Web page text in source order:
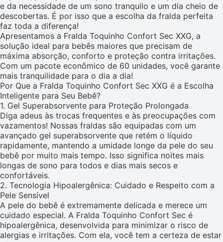
e da necessidade de um sono tranquilo e um dia cheio de
descobertas. É por isso que a escolha da fralda perfeita
faz toda a diferença!
Apresentamos a Fralda Toquinho Confort Sec XXG, a
solução ideal para bebês maiores que precisam de
máxima absorção, conforto e proteção contra irritações.
Com um pacote econômico de 60 unidades, você garante
mais tranquilidade para o dia a dia!
Por Que a Fralda Toquinho Confort Sec XXG é a Escolha
Inteligente para Seu Bebê?
1. Gel Superabsorvente para Proteção Prolongada
Diga adeus às trocas frequentes e às preocupações com
vazamentos! Nossas fraldas são equipadas com um
avançado gel superabsorvente que retém o líquido
rapidamente, mantendo a umidade longe da pele do seu
bebê por muito mais tempo. Isso significa noites mais
longas de sono para todos e dias mais secos e
confortáveis.
2. Tecnologia Hipoalergênica: Cuidado e Respeito com a
Pele Sensível
A pele do bebê é extremamente delicada e merece um
cuidado especial. A Fralda Toquinho Confort Sec é
hipoalergênica, desenvolvida para minimizar o risco de
alergias e irritações. Com ela, você tem a certeza de estar